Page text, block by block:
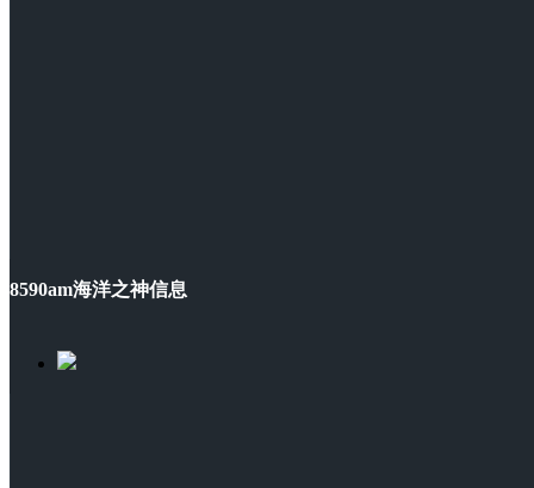
8590am海洋之神信息